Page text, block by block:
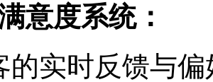
意度系统：
的实时反馈与